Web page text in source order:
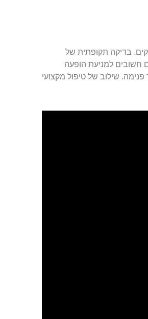
בדיקה תקופתית של
חשובים למניעת הופעה
פנימה. שילוב של טיפול מקצועי